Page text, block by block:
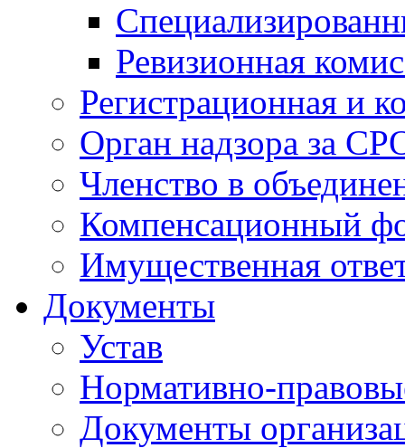
Ревизионная
Регистрационная и
Орган надзора за
Членство в
Компенсационный
Имущественная
Документы
Устав
Нормативно-
Документы